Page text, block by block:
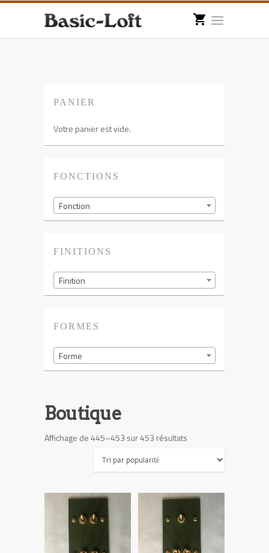
PANIER
Votre panier est vide.
FONCTIONS
Fonction
FINITIONS
Finition
FORMES
Forme
Boutique
Affichage de 445–453 sur 453 résultats